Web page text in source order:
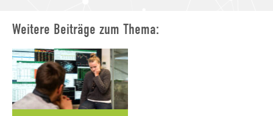
Weitere Beiträge zum Thema: